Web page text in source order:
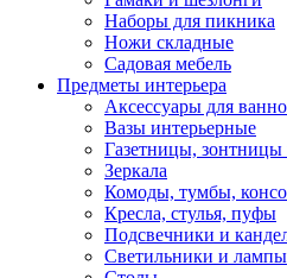
Наборы для пикника
Ножи складные
Садовая мебель
Предметы интерьера
Аксессуары для
Вазы интерьерные
Газетницы,
Зеркала
Комоды, тумбы,
Кресла, стулья, пуфы
Подсвечники и
Светильники и лампы